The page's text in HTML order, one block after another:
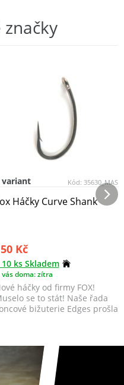
značky
Kód: 35630_MAS
variant
Háčky Curve Shank
Kč
10 ks Skladem
vás doma: zítra
háčky od firmy FOX!
se to stát! Naše řada
bižuterie Edges prošla